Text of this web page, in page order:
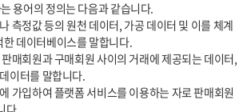
데이터베이스를 말합니다.
이터를 말합니다.
다.